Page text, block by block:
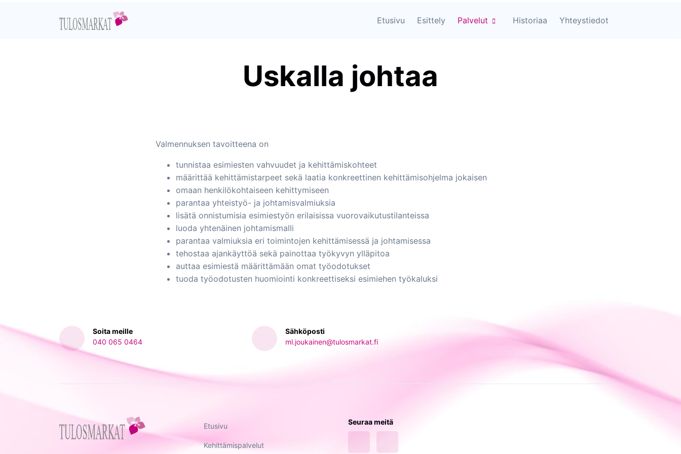
Etusivu Esittely Palvelut Historiaa Yhteystiedot
Uskalla johtaa
Valmennuksen tavoitteena on
tunnistaa esimiesten vahvuudet ja kehittämiskohteet
määrittää kehittämistarpeet sekä laatia konkreettinen kehittämisohjelma jokaisen
omaan henkilökohtaiseen kehittymiseen
parantaa yhteistyö- ja johtamisvalmiuksia
lisätä onnistumisia esimiestyön erilaisissa vuorovaikutustilanteissa
luoda yhtenäinen johtamismalli
parantaa valmiuksia eri toimintojen kehittämisessä ja johtamisessa
tehostaa ajankäyttöä sekä painottaa työkyvyn ylläpitoa
auttaa esimiestä määrittämään omat työodotukset
tuoda työodotusten huomiointi konkreettiseksi esimiehen työkaluksi
Soita meille
040 065 0464‬
Sähköposti
ml.joukainen@tulosmarkat.fi
Etusivu
Kehittämispalvelut
Seuraa meitä